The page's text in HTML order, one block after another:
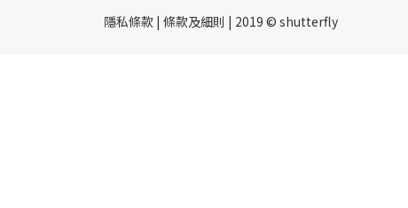
隱私條款 | 條款及細則 | 2019 © shutterfly